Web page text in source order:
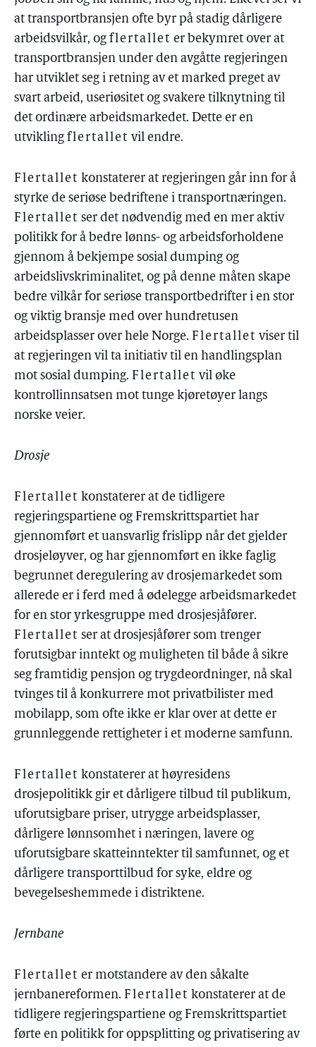
at transportbransjen ofte byr på stadig dårligere
arbeidsvilkår, og flertallet er bekymret over at
transportbransjen under den avgåtte regjeringen
har utviklet seg i retning av et marked preget av
svart arbeid, useriøsitet og svakere tilknytning til
det ordinære arbeidsmarkedet. Dette er en
utvikling flertallet vil endre.
Flertallet konstaterer at regjeringen går inn for å
styrke de seriøse bedriftene i transportnæringen.
Flertallet ser det nødvendig med en mer aktiv
politikk for å bedre lønns- og arbeidsforholdene
gjennom å bekjempe sosial dumping og
arbeidslivskriminalitet, og på denne måten skape
bedre vilkår for seriøse transportbedrifter i en stor
og viktig bransje med over hundretusen
arbeidsplasser over hele Norge. Flertallet viser til
at regjeringen vil ta initiativ til en handlingsplan
mot sosial dumping. Flertallet vil øke
kontrollinnsatsen mot tunge kjøretøyer langs
norske veier.
Drosje
Flertallet konstaterer at de tidligere
regjeringspartiene og Fremskrittspartiet har
gjennomført et uansvarlig frislipp når det gjelder
drosjeløyver, og har gjennomført en ikke faglig
begrunnet deregulering av drosjemarkedet som
allerede er i ferd med å ødelegge arbeidsmarkedet
for en stor yrkesgruppe med drosjesjåfører.
Flertallet ser at drosjesjåfører som trenger
forutsigbar inntekt og muligheten til både å sikre
seg framtidig pensjon og trygdeordninger, nå skal
tvinges til å konkurrere mot privatbilister med
mobilapp, som ofte ikke er klar over at dette er
grunnleggende rettigheter i et moderne samfunn.
Flertallet konstaterer at høyresidens
drosjepolitikk gir et dårligere tilbud til publikum,
uforutsigbare priser, utrygge arbeidsplasser,
dårligere lønnsomhet i næringen, lavere og
uforutsigbare skatteinntekter til samfunnet, og et
dårligere transporttilbud for syke, eldre og
bevegelseshemmede i distriktene.
Jernbane
Flertallet er motstandere av den såkalte
jernbanereformen. Flertallet konstaterer at de
tidligere regjeringspartiene og Fremskrittspartiet
førte en politikk for oppsplitting og privatisering av